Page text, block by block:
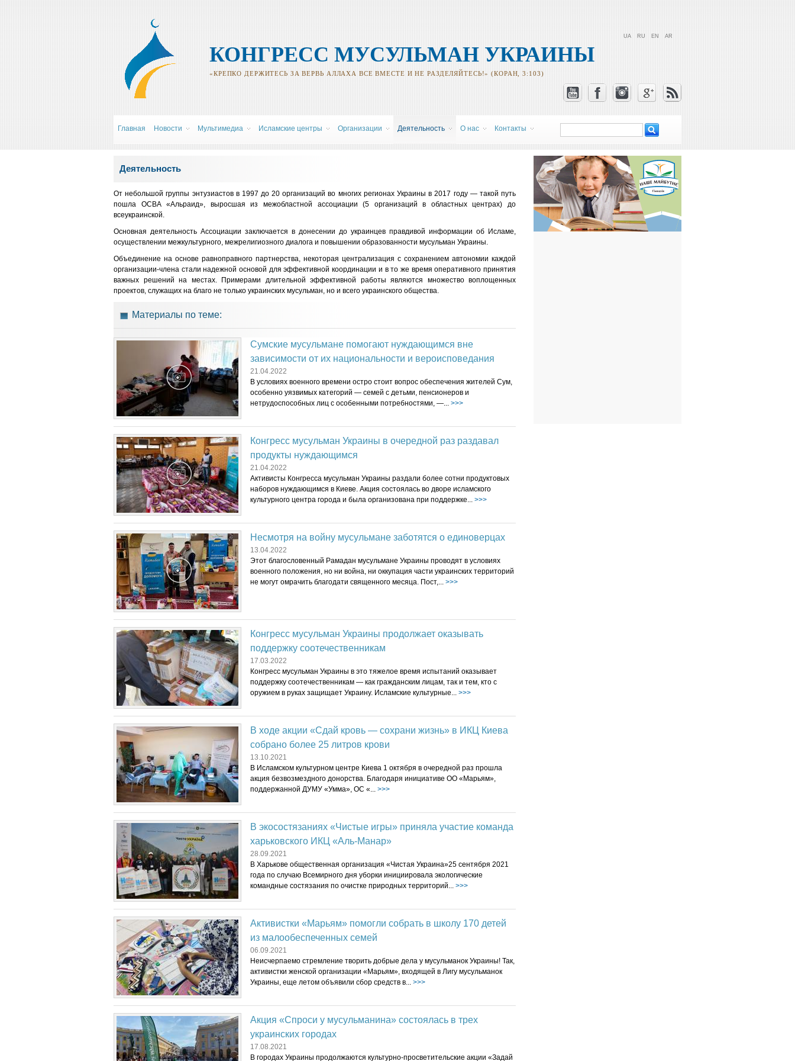
КОНГРЕСС МУСУЛЬМАН УКРАИНЫ
«КРЕПКО ДЕРЖИТЕСЬ ЗА ВЕРВЬ АЛЛАХА ВСЕ ВМЕСТЕ И НЕ РАЗДЕЛЯЙТЕСЬ!» (КОРАН, 3:103)
UA RU EN AR
Главная Новости Мультимедиа Исламские центры Oрганизации Деятельность О нас Контакты Форма поиска
Вы здесь
Деятельность
От небольшой группы энтузиастов в 1997 до 20 организаций во многих регионах Украины в 2017 году — такой путь
пошла ОСВА «Альраид», выросшая из межобластной ассоциации (5 организаций в областных центрах) до
всеукраинской.
Основная деятельность Ассоциации заключается в донесении до украинцев правдивой информации об Исламе,
осуществлении межкультурного, межрелигиозного диалога и повышении образованности мусульман Украины.
Объединение на основе равноправного партнерства, некоторая централизация с сохранением автономии каждой
организации-члена стали надежной основой для эффективной координации и в то же время оперативного принятия
важных решений на местах. Примерами длительной эффективной работы являются множество воплощенных
проектов, служащих на благо не только украинских мусульман, но и всего украинского общества.
Материалы по теме:
Сумские мусульмане помогают нуждающимся вне
зависимости от их национальности и вероисповедания
21.04.2022
В условиях военного времени остро стоит вопрос обеспечения жителей Сум,
особенно уязвимых категорий — семей с детьми, пенсионеров и
нетрудоспособных лиц с особенными потребностями, —... >>>
Конгресс мусульман Украины в очередной раз раздавал
продукты нуждающимся
21.04.2022
Активисты Конгресса мусульман Украины раздали более сотни продуктовых
наборов нуждающимся в Киеве. Акция состоялась во дворе исламского
культурного центра города и была организована при поддержке... >>>
Несмотря на войну мусульмане заботятся о единоверцах
13.04.2022
Этот благословенный Рамадан мусульмане Украины проводят в условиях
военного положения, но ни война, ни оккупация части украинских территорий
не могут омрачить благодати священного месяца. Пост,... >>>
Конгресс мусульман Украины продолжает оказывать
поддержку соотечественникам
17.03.2022
Конгресс мусульман Украины в это тяжелое время испытаний оказывает
поддержку соотечественникам — как гражданским лицам, так и тем, кто с
оружием в руках защищает Украину. Исламские культурные... >>>
В ходе акции «Сдай кровь — сохрани жизнь» в ИКЦ Киева
собрано более 25 литров крови
13.10.2021
В Исламском культурном центре Киева 1 октября в очередной раз прошла
акция безвозмездного донорства. Благодаря инициативе ОО «Марьям»,
поддержанной ДУМУ «Умма», ОС «... >>>
В экосостязаниях «Чистые игры» приняла участие команда
харьковского ИКЦ «Аль-Манар»
28.09.2021
В Харькове общественная организация «Чистая Украина»25 сентября 2021
года по случаю Всемирного дня уборки инициировала экологические
командные состязания по очистке природных территорий... >>>
Активистки «Марьям» помогли собрать в школу 170 детей
из малообеспеченных семей
06.09.2021
Неисчерпаемо стремление творить добрые дела у мусульманок Украины! Так,
активистки женской организации «Марьям», входящей в Лигу мусульманок
Украины, еще летом объявили сбор средств в... >>>
Акция «Спроси у мусульманина» состоялась в трех
украинских городах
17.08.2021
В городах Украины продолжаются культурно-просветительские акции «Задай